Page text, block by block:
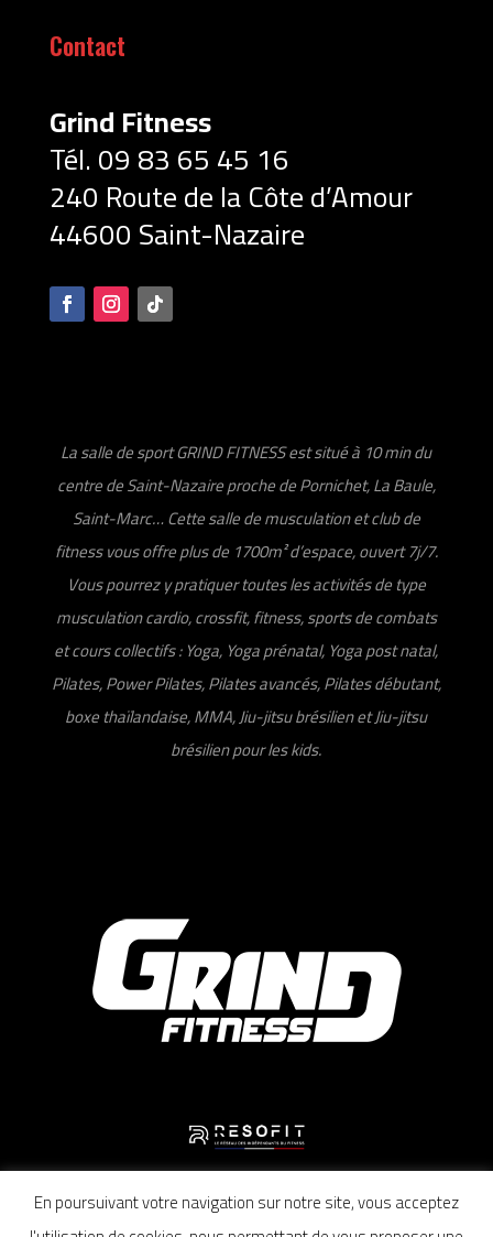
Contact
Grind Fitness
Tél. 09 83 65 45 16
240 Route de la Côte d’Amour
44600 Saint-Nazaire
La salle de sport GRIND FITNESS est situé à 10 min du
centre de Saint-Nazaire proche de Pornichet, La Baule,
Saint-Marc… Cette salle de musculation et club de
fitness vous offre plus de 1700m² d’espace, ouvert 7j/7.
Vous pourrez y pratiquer toutes les activités de type
musculation cardio, crossfit, fitness, sports de combats
et cours collectifs : Yoga, Yoga prénatal, Yoga post natal,
Pilates, Power Pilates, Pilates avancés, Pilates débutant,
boxe thaïlandaise, MMA, Jiu-jitsu brésilien et Jiu-jitsu
brésilien pour les kids.
Mentions légales–Politique de confidentialité–
En poursuivant votre navigation sur notre site, vous acceptez